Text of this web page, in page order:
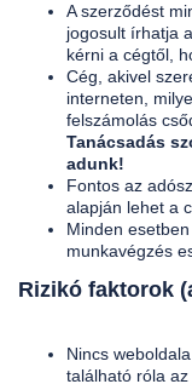
A szerződést
jogosult írhatja
kérni a cégtől,
Cég, akivel
interneten,
felszámolás
Tanácsadás
adunk!
Fontos az
alapján lehet a
Minden
munkavégzés
Rizikó faktorok
Nincs
található róla az